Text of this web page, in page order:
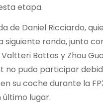
etapa.
de Daniel Ricciardo,
siguiente ronda, junto
Bottas y Zhou
no pudo participar
su coche durante la
lugar.